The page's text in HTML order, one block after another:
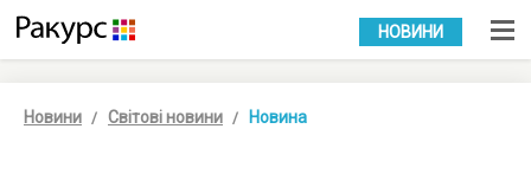
УКР РУС
НОВИНИ
Новини Світові новини Новина